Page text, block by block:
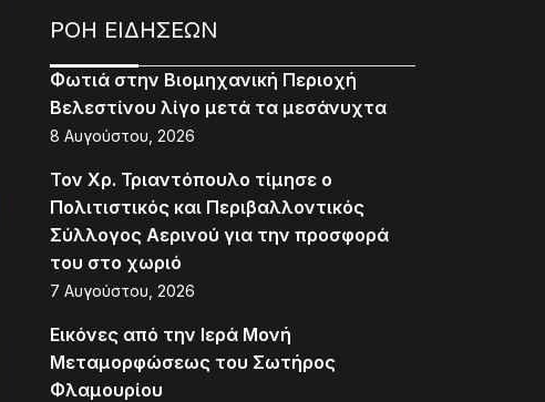
ΡΟΗ ΕΙΔΗΣΕΩΝ
Φωτιά στην Βιομηχανική Περιοχή
Βελεστίνου λίγο μετά τα μεσάνυχτα
8 Αυγούστου, 2026
Τον Χρ. Τριαντόπουλο τίμησε ο
Πολιτιστικός και Περιβαλλοντικός
Σύλλογος Αερινού για την προσφορά
του στο χωριό
7 Αυγούστου, 2026
Εικόνες από την Ιερά Μονή
Μεταμορφώσεως του Σωτήρος
Φλαμουρίου